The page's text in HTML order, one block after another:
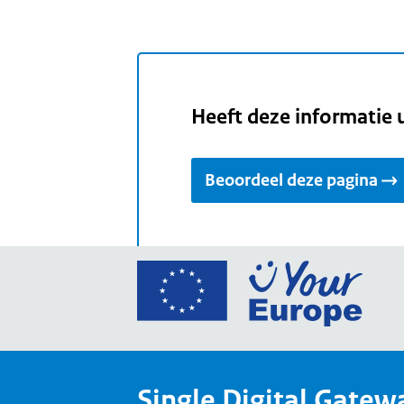
Heeft deze informatie
Beoordeel deze pagina
Ga
Your